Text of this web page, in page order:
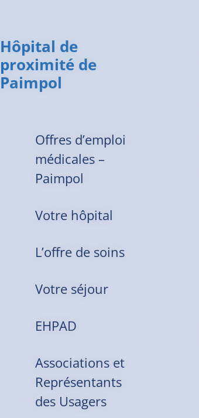
Hôpital de
proximité de
Paimpol
Offres d’emploi
médicales –
Paimpol
Votre hôpital
L’offre de soins
Votre séjour
EHPAD
Associations et
Représentants
des Usagers